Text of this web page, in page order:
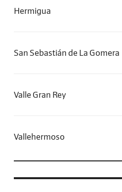
Hermigua
San Sebastián de La Gomera
Valle Gran Rey
Vallehermoso